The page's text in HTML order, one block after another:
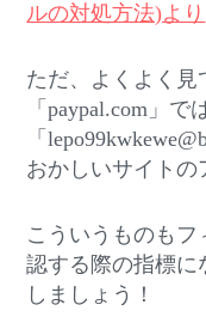
ルの対処方法)より
ただ、よくよく見
「paypal.com」で
「
おかしいサイトの
こういうものも
認する際の指標に
しましょう！